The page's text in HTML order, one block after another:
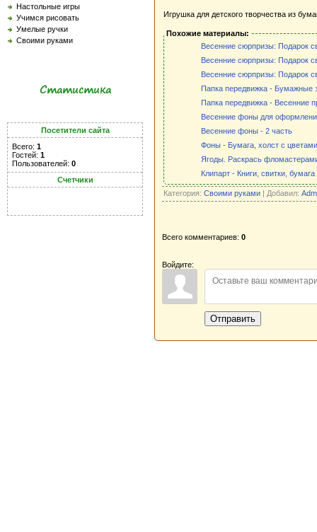
Настольные игры
Учимся рисовать
Умелые ручки
Своими руками
Статистика
Посетители сайта
Всего: 1
Гостей: 1
Пользователей: 0
Счетчики
Игрушка для детского творчества из
Похожие материалы:
Весенние сюрпризы: Подарок
Весенние сюрпризы: Подарок
Весенние сюрпризы: Подарок
Папка передвижка - Бумажные
Папка передвижка - Весенние
Весенние фоны для
Весенние фоны - 2 часть
Фоны - Бумага, холст с цветами
Ягоды. Раскрась
Клипарт - Книги, свитки, бумага
Категория: Своими руками | Добавил:
Всего комментариев: 0
Войдите:
Отправить